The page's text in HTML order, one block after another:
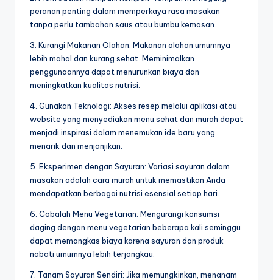
peranan penting dalam memperkaya rasa masakan
tanpa perlu tambahan saus atau bumbu kemasan.
3. Kurangi Makanan Olahan: Makanan olahan umumnya
lebih mahal dan kurang sehat. Meminimalkan
penggunaannya dapat menurunkan biaya dan
meningkatkan kualitas nutrisi.
4. Gunakan Teknologi: Akses resep melalui aplikasi atau
website yang menyediakan menu sehat dan murah dapat
menjadi inspirasi dalam menemukan ide baru yang
menarik dan menjanjikan.
5. Eksperimen dengan Sayuran: Variasi sayuran dalam
masakan adalah cara murah untuk memastikan Anda
mendapatkan berbagai nutrisi esensial setiap hari.
6. Cobalah Menu Vegetarian: Mengurangi konsumsi
daging dengan menu vegetarian beberapa kali seminggu
dapat memangkas biaya karena sayuran dan produk
nabati umumnya lebih terjangkau.
7. Tanam Sayuran Sendiri: Jika memungkinkan, menanam